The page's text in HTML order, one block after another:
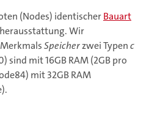
(Nodes) identischerBauart
Wir
Speicherzwei Typenc
sind mit 16GB RAM (2GB pro
mit 32GB RAM